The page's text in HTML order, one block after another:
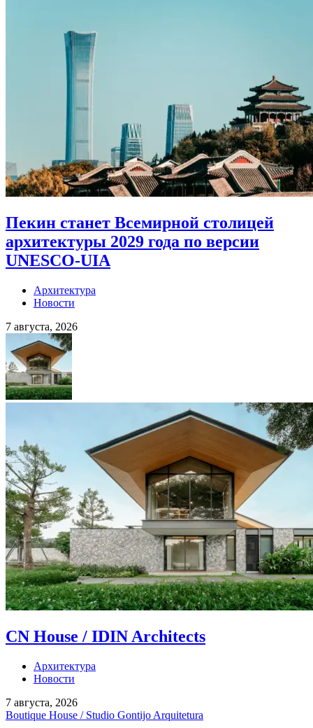
Пекин станет Всемирной столицей
архитектуры 2029 года по версии
UNESCO-UIA
Архитектура
Новости
7 августа, 2026
CN House / IDIN Architects
Архитектура
Новости
7 августа, 2026
Boutique House / Studio Gontijo Arquitetura